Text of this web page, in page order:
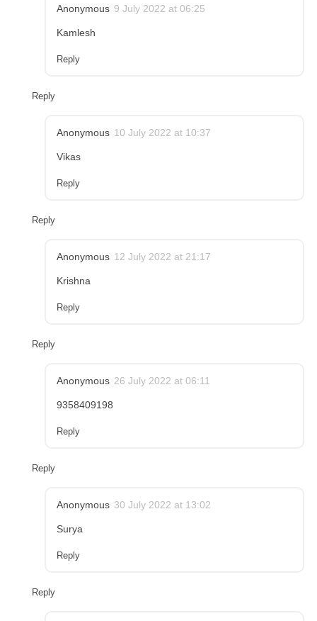
Anonymous 9 July 2022 at 06:25
Kamlesh
Reply
Reply
Anonymous 10 July 2022 at 10:37
Vikas
Reply
Reply
Anonymous 12 July 2022 at 21:17
Krishna
Reply
Reply
Anonymous 26 July 2022 at 06:11
9358409198
Reply
Reply
Anonymous 30 July 2022 at 13:02
Surya
Reply
Reply